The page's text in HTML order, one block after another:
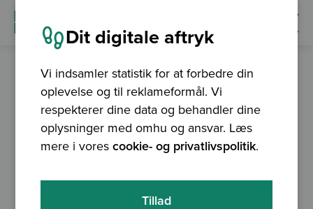
Dit digitale aftryk
Vi indsamler statistik for at forbedre din
oplevelse og til reklameformål. Vi
respekterer dine data og behandler dine
oplysninger med omhu og ansvar. Læs
mere i vorescookie- og privatlivspolitik.
Tillad
blog 09.08.2023